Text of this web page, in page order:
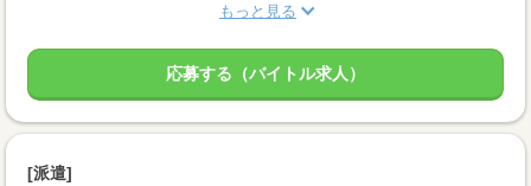
もっと見る
応募する（バイトル求人）
[派遣]